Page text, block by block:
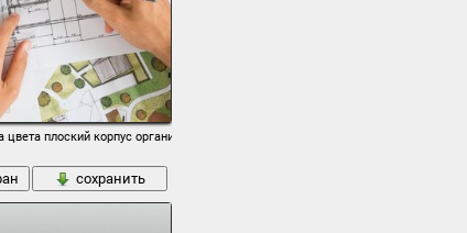
ww2 .
цвета плоский корпус организация
сохранить